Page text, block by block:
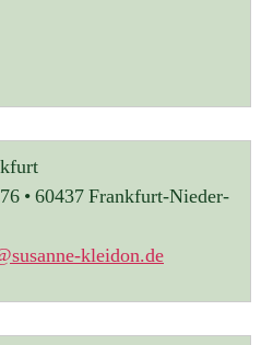
• 60437 Frankfurt-Nieder-
kleidon.de